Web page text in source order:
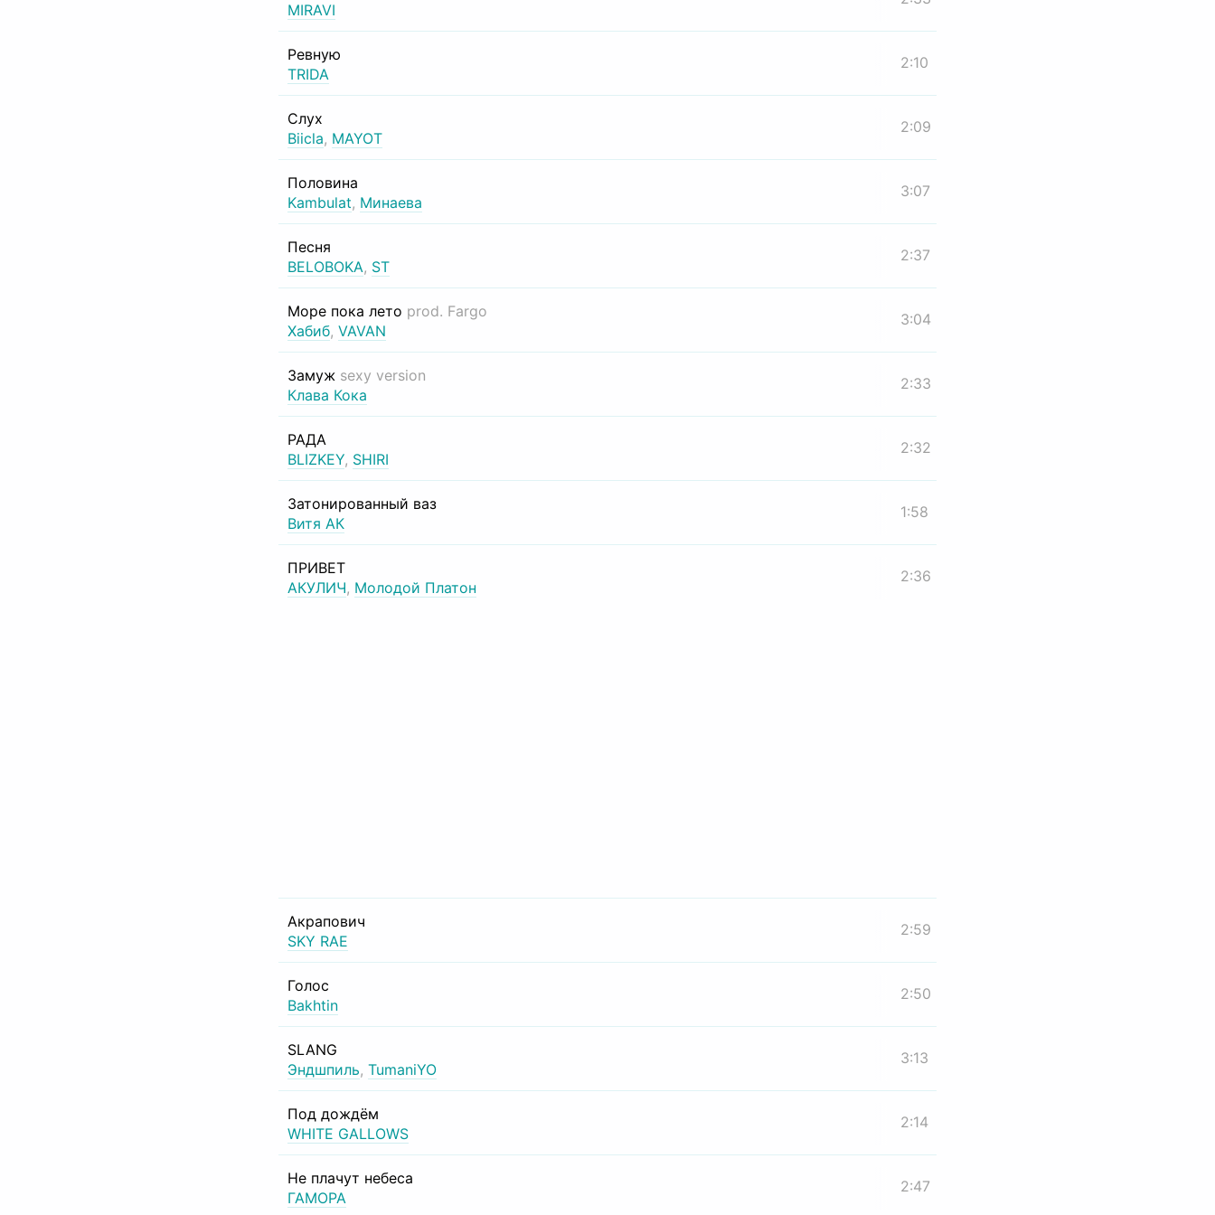
MIRAVI
Ревную
TRIDA
2:10
Слух
Biicla, MAYOT
2:09
Половина
Kambulat, Минаева
3:07
Песня
BELOBOKA, ST
2:37
Море пока лето prod. Fargo
Хабиб, VAVAN
3:04
Замуж sexy version
Клава Кока
2:33
РАДА
BLIZKEY, SHIRI
2:32
Затонированный ваз
Витя АК
1:58
ПРИВЕТ
АКУЛИЧ, Молодой Платон
2:36
Акрапович
SKY RAE
2:59
Голос
Bakhtin
2:50
SLANG
Эндшпиль, TumaniYO
3:13
Под дождём
WHITE GALLOWS
2:14
Не плачут небеса
ГАМОРА
2:47